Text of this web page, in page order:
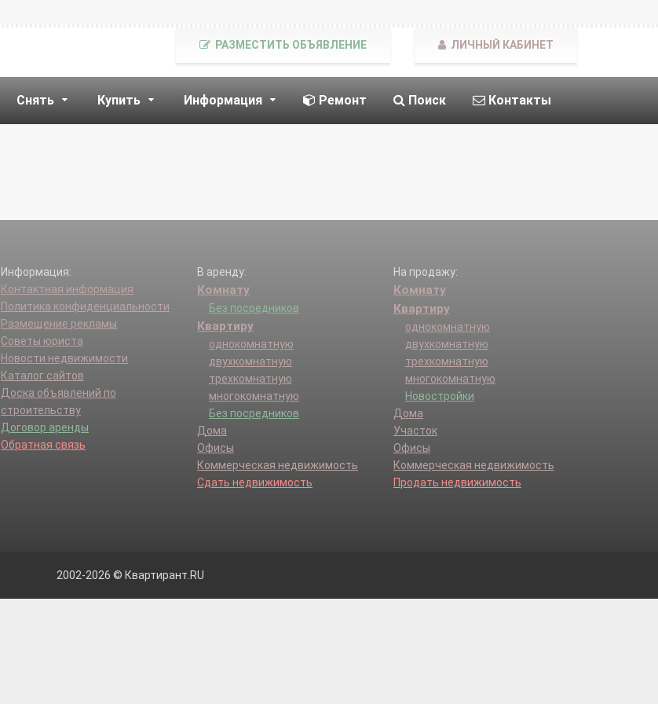
Снять Купить Информация Ремонт Поиск Контакты
РАЗМЕСТИТЬ ОБЪЯВЛЕНИЕ ЛИЧНЫЙ КАБИНЕТ
Информация:
Контактная информация
Политика конфиденциальности
Размещение рекламы
Советы юриста
Новости недвижимости
Каталог сайтов
Доска объявлений по
строительству
Договор аренды
Обратная связь
В аренду:
Комнату
Без посредников
Квартиру
однокомнатную
двухкомнатную
трехкомнатную
многокомнатную
Без посредников
Дома
Офисы
Коммерческая недвижимость
Сдать недвижимость
На продажу:
Комнату
Квартиру
однокомнатную
двухкомнатную
трехкомнатную
многокомнатную
Новостройки
Дома
Участок
Офисы
Коммерческая недвижимость
Продать недвижимость
2002-2026 © Квартирант.RU